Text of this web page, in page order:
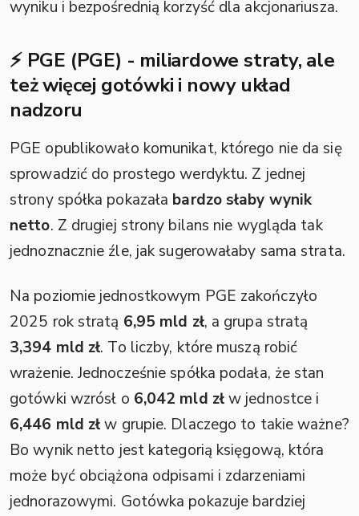
wyniku i bezpośrednią korzyść dla akcjonariusza.
⚡ PGE (PGE) - miliardowe straty, ale
też więcej gotówki i nowy układ
nadzoru
PGE opublikowało komunikat, którego nie da się
sprowadzić do prostego werdyktu. Z jednej
strony spółka pokazała bardzo słaby wynik
netto. Z drugiej strony bilans nie wygląda tak
jednoznacznie źle, jak sugerowałaby sama strata.
Na poziomie jednostkowym PGE zakończyło
2025 rok stratą 6,95 mld zł, a grupa stratą
3,394 mld zł. To liczby, które muszą robić
wrażenie. Jednocześnie spółka podała, że stan
gotówki wzrósł o 6,042 mld złw jednostce i
6,446 mld złw grupie. Dlaczego to takie ważne?
Bo wynik netto jest kategorią księgową, która
może być obciążona odpisami i zdarzeniami
jednorazowymi. Gotówka pokazuje bardziej